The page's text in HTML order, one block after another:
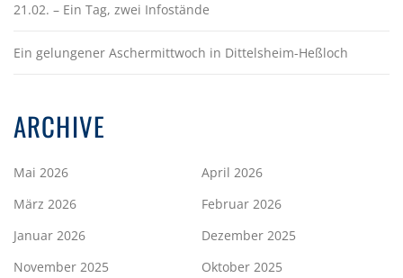
21.02. – Ein Tag, zwei Infostände
Ein gelungener Aschermittwoch in Dittelsheim-Heßloch
ARCHIVE
Mai 2026
April 2026
März 2026
Februar 2026
Januar 2026
Dezember 2025
November 2025
Oktober 2025